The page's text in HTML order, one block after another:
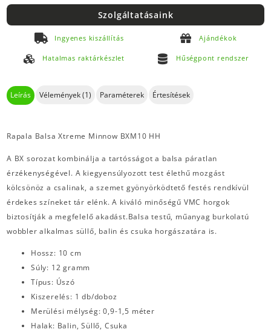
Szolgáltatásaink
Ingyenes kiszállítás Ajándékok
Hatalmas raktárkészlet Hűségpont rendszer
Leírás Vélemények (1) Paraméterek Értesítések
Rapala Balsa Xtreme Minnow BXM10 HH
A BX sorozat kombinálja a tartósságot a balsa páratlan
érzékenységével. A kiegyensúlyozott test élethű mozgást
kölcsönöz a csalinak, a szemet gyönyörködtető festés rendkívül
érdekes színeket tár elénk. A kiváló minőségű VMC horgok
biztosítják a megfelelő akadást.Balsa testű, műanyag burkolatú
wobbler alkalmas süllő, balin és csuka horgászatára is.
Hossz: 10 cm
Súly: 12 gramm
Típus: Úszó
Kiszerelés: 1 db/doboz
Merülési mélység: 0,9-1,5 méter
Halak: Balin, Süllő, Csuka